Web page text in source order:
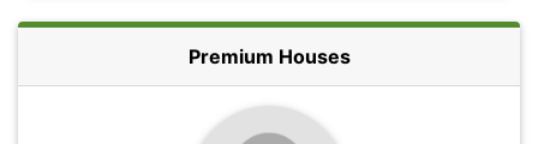
Premium Houses